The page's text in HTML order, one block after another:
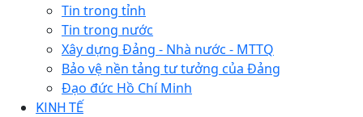
Tin trong tỉnh
Tin trong nước
Xây dựng Đảng - Nhà nước - MTTQ
Bảo vệ nền tảng tư tưởng của Đảng
Đạo đức Hồ Chí Minh
KINH TẾ